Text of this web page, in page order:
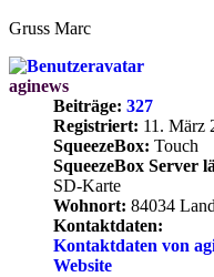
Gruss Marc
aginews
Beiträge: 327
Registriert: 11. März
SqueezeBox: Touch
SqueezeBox Server
SD-Karte
Wohnort: 84034
Kontaktdaten:
Kontaktdaten von
Website